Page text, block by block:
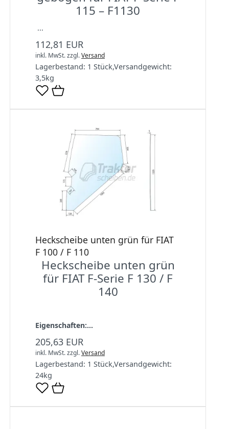
115 – F1130
...
112,81 EUR
inkl. MwSt.zzgl.Versand
Lagerbestand: 1 Stück,Versandgewicht:
3,5kg
Heckscheibe unten grün für FIAT
F 100 / F 110
Heckscheibe unten grün
für FIAT F-Serie F 130 / F
140
Eigenschaften:...
205,63 EUR
inkl. MwSt.zzgl.Versand
Lagerbestand: 1 Stück,Versandgewicht:
24kg